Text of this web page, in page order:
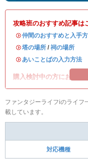
攻略班のおすすめ記事は
・仲間のおすすめと入手
・塔の場所 / 祠の場所
・あいことばの入力方法
購入検討中の方におすす
ファンタジーライフiのライフ
載しています。
対応機種